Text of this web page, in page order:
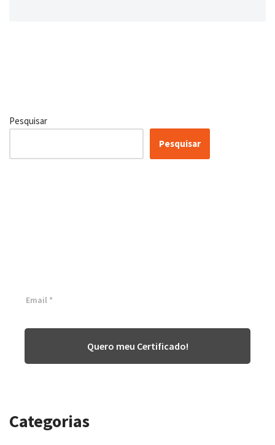
Pesquisar
Pesquisar
Quero meu Certificado!
Categorias